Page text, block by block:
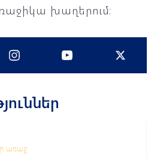
խաղերում։
առաջ